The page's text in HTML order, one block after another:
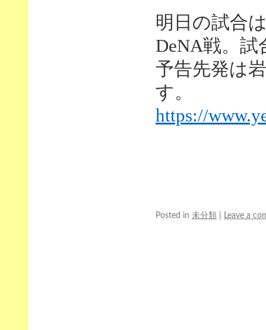
明日の試合
DeNA戦。試
予告先発は
す。
https://
Posted in 未分類 Leave a